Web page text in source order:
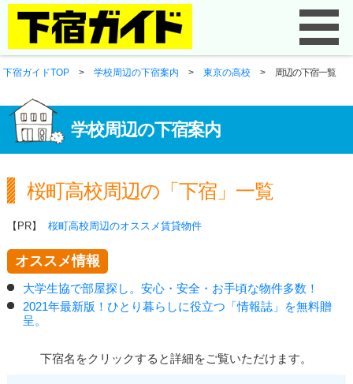
下宿ガイドTOP >学校周辺の下宿案内 >東京の高校 > 周辺の下宿一覧
学校周辺の下宿案内
桜町高校周辺の「下宿」一覧
【PR】 桜町高校周辺のオススメ賃貸物件
オススメ情報
大学生協で部屋探し。安心・安全・お手頃な物件多数！
2021年最新版！ひとり暮らしに役立つ「情報誌」を無料贈
呈。
下宿名をクリックすると詳細をご覧いただけます。